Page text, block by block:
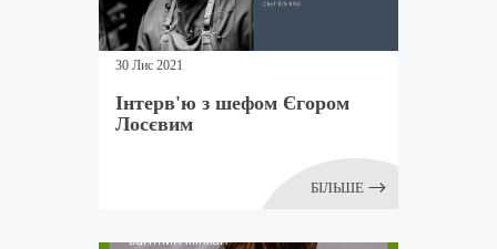
30 Лис 2021
Інтерв'ю з шефом Єгором
Лосєвим
БІЛЬШЕ